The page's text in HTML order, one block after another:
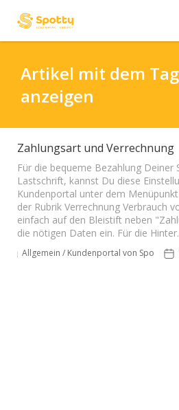
Kontaktformular
Hilfeartikel
Artikel mit dem
anzeigen
Zahlungsart und Verrechnung
Für die bequeme Bezahlung Deiner
Lastschrift, kannst Du diese
Kundenportal unter dem
der Rubrik Verrechnung Verbrauch
einfach auf den Bleistift neben
die nötigen Daten ein. Für die
Allgemein / Kundenportal von Spotty